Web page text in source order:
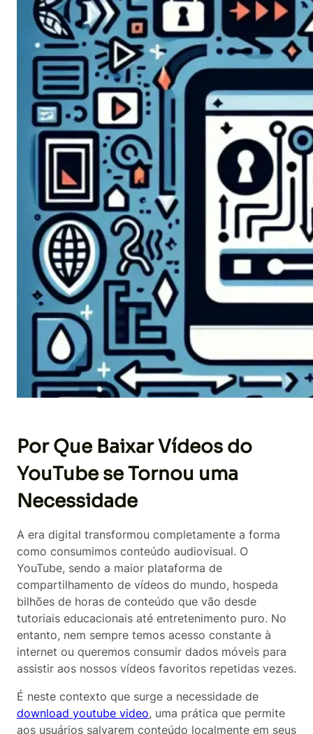
Por Que Baixar Vídeos do
YouTube se Tornou uma
Necessidade
A era digital transformou completamente a forma
como consumimos conteúdo audiovisual. O
YouTube, sendo a maior plataforma de
compartilhamento de vídeos do mundo, hospeda
bilhões de horas de conteúdo que vão desde
tutoriais educacionais até entretenimento puro. No
entanto, nem sempre temos acesso constante à
internet ou queremos consumir dados móveis para
assistir aos nossos vídeos favoritos repetidas vezes.
É neste contexto que surge a necessidade de
download youtube video, uma prática que permite
aos usuários salvarem conteúdo localmente em seus